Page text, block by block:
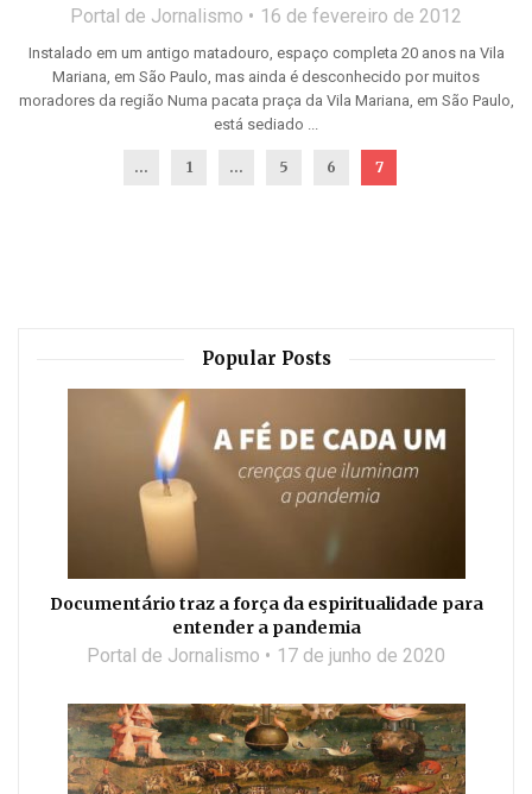
Portal de Jornalismo 16 de fevereiro de 2012
Instalado em um antigo matadouro, espaço completa 20 anos na Vila
Mariana, em São Paulo, mas ainda é desconhecido por muitos
moradores da região Numa pacata praça da Vila Mariana, em São Paulo,
está sediado ...
... 1 … 5 6 7
Popular Posts
Documentário traz a força da espiritualidade para
entender a pandemia
Portal de Jornalismo 17 de junho de 2020